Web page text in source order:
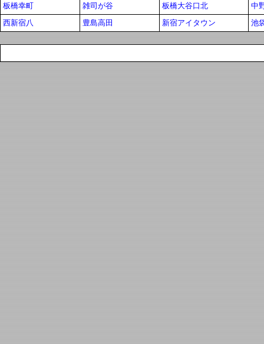
板橋幸町
雑司が谷 板橋大谷口北
中
西新宿八
豊島高田 新宿アイタウン 池